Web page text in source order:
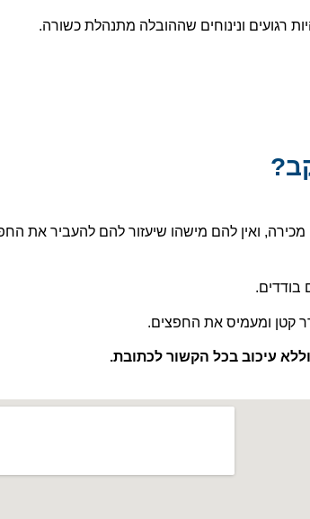
רגועים ונינוחים שההובלה מתנהלת כשורה.
מכירה, ואין להם מישהו שיעזור להם להעביר את
בודדים.
קטן ומעמיס את החפצים.
עיכוב בכל הקשור לכתובת.